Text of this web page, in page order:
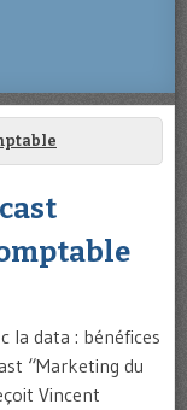
la data : bénéfices
“Marketing du
Vincent